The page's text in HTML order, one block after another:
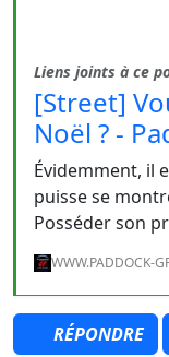
Liens joints à ce
[Street]
Noël ? -
Évidemment, il
puisse se
Posséder son
WWW.PADDOCK-
RÉPONDRE